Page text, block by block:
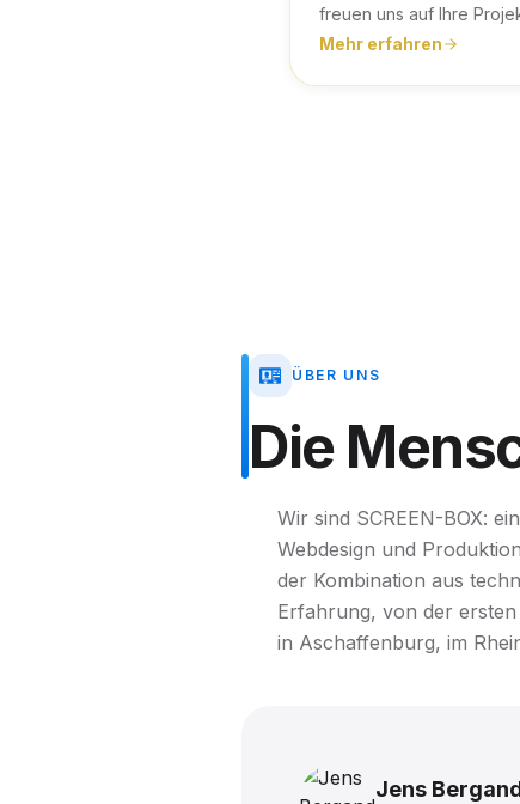
freuen uns auf Ihre
Mehr erfahren
ÜBER UNS
Die
Wir sind SCREEN-BOX:
Webdesign und
der Kombination aus
Erfahrung, von der
in Aschaffenburg, im
Jens